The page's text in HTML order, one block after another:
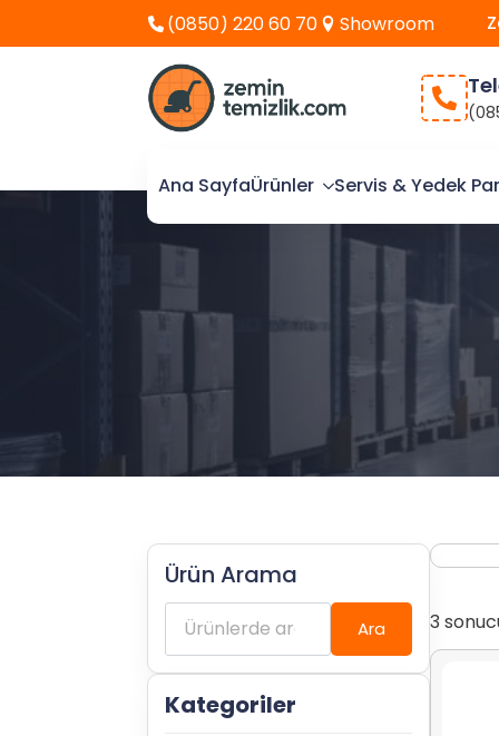
(0850) 220 60 70 Showroom
Ana SayfaÜrünler Servis & Yedek
Ürün Arama
Ara:
Ara
Kategoriler
3